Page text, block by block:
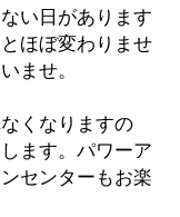
い日があります
ほぼ変わりませ
ませ。
くなりますの
ます。パワーア
センターもお楽